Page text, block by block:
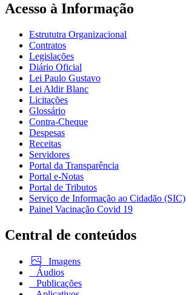
Acesso à Informação
Estrututra Organizacional
Contratos
Legislações
Diário Oficial
Lei Paulo Gustavo
Lei Aldir Blanc
Licitações
Glossário
Contra-Cheque
Despesas
Receitas
Servidores
Portal da Transparência
Portal e-Notas
Portal de Tributos
Serviço de Informação ao Cidadão (SIC)
Painel Vacinação Covid 19
Central de conteúdos
Imagens
Áudios
Publicações